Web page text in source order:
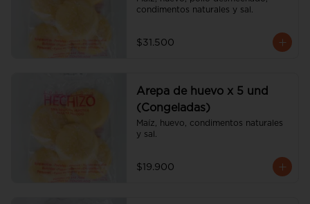
condimentos naturales y sal.
$31.500
Arepa de huevo x 5 und
(Congeladas)
Maíz, huevo, condimentos naturales
y sal.
$19.900